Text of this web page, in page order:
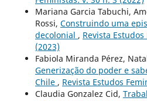
Mariana Garcia Tabuchi,
Rossi, Construindo uma
decolonial , Revista
(2023)
Fabiola Miranda Pérez,
Generização do poder e
Chile , Revista Estudos
Claudia Gonzalez Cid,